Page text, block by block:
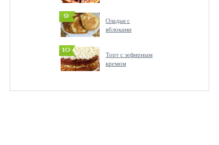
9
Оладьи с
яблоками
10
Торт с зефирным
кремом